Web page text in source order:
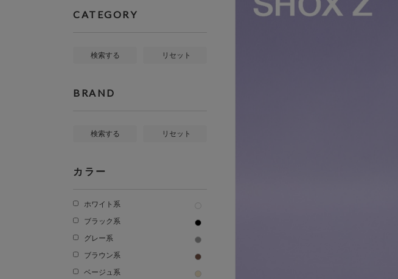
CATEGORY
検索する リセット
BRAND
検索する リセット
カラー
ホワイト系
ブラック系
グレー系
ブラウン系
ベージュ系